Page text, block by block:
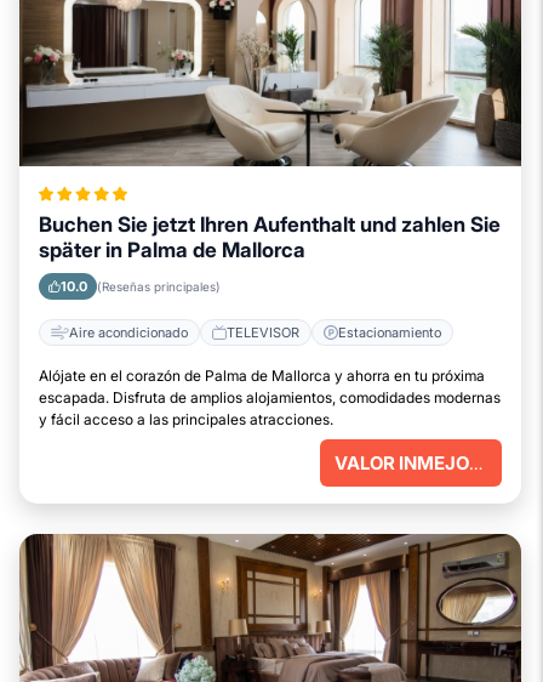
Buchen Sie jetzt Ihren Aufenthalt und zahlen Sie
später in Palma de Mallorca
10.0 (Reseñas principales)
Aire acondicionado TELEVISOR Estacionamiento
Alójate en el corazón de Palma de Mallorca y ahorra en tu próxima
escapada. Disfruta de amplios alojamientos, comodidades modernas
y fácil acceso a las principales atracciones.
VALOR INMEJORABLE